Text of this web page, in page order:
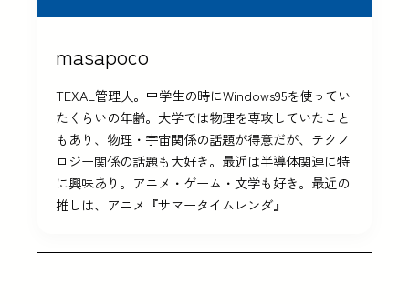
masapoco
TEXAL管理人。中学生の時にWindows95を使ってい
たくらいの年齢。大学では物理を専攻していたこと
もあり、物理・宇宙関係の話題が得意だが、テクノ
ロジー関係の話題も大好き。最近は半導体関連に特
に興味あり。アニメ・ゲーム・文学も好き。最近の
推しは、アニメ『サマータイムレンダ』